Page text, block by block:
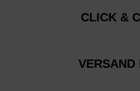
CLICK &
VERSAND